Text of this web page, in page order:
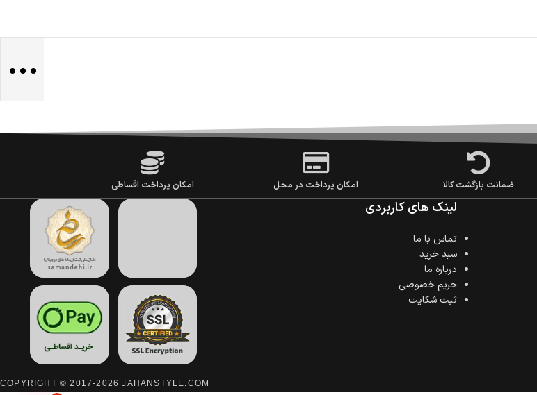
...
ضمانت بازگشت کالا امکان پرداخت در محل امکان پرداخت اقساطی
لینک های کاربردی
تماس با ما
سبد خرید
درباره ما
حریم خصوصی
ثبت شکایت
COPYRIGHT © 2017-2026 JAHANSTYLE.COM